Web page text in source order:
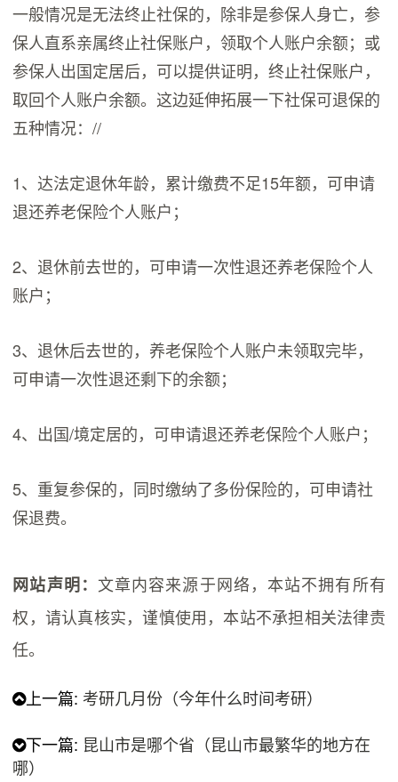
一般情况是无法终止社保的，除非是参保人身亡，参
保人直系亲属终止社保账户，领取个人账户余额；或
参保人出国定居后，可以提供证明，终止社保账户，
取回个人账户余额。这边延伸拓展一下社保可退保的
五种情况：//
1、达法定退休年龄，累计缴费不足15年额，可申请
退还养老保险个人账户；
2、退休前去世的，可申请一次性退还养老保险个人
账户；
3、退休后去世的，养老保险个人账户未领取完毕，
可申请一次性退还剩下的余额；
4、出国/境定居的，可申请退还养老保险个人账户；
5、重复参保的，同时缴纳了多份保险的，可申请社
保退费。
网站声明： 文章内容来源于网络，本站不拥有所有
权，请认真核实，谨慎使用，本站不承担相关法律责
任。
上一篇: 考研几月份（今年什么时间考研）
下一篇: 昆山市是哪个省（昆山市最繁华的地方在
哪）